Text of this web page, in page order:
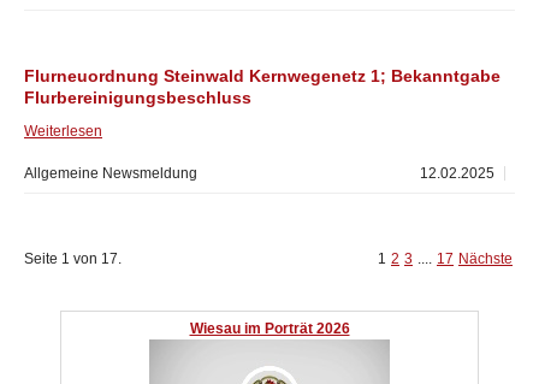
Flurneuordnung Steinwald Kernwegenetz 1; Bekanntgabe
Flurbereinigungsbeschluss
Weiterlesen
12.02.2025
Allgemeine Newsmeldung
Seite 1 von 17. 1 2 3 .... 17 Nächste
Wiesau im Porträt 2026